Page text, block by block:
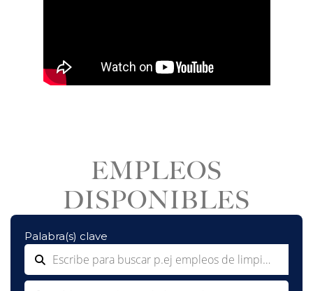
EMPLEOS
DISPONIBLES
Palabra(s) clave